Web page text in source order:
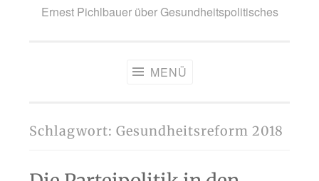
Ernest Pichlbauer über Gesundheitspolitisches
MENÜ
Schlagwort: Gesundheitsreform 2018